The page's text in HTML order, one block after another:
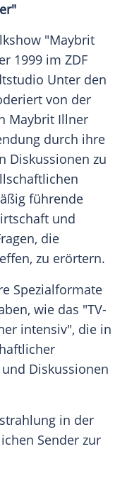
"Maybrit
1999 im ZDF
Unter den
von der
Maybrit Illner
durch ihre
Diskussionen zu
führende
und
die
zu erörtern​.
Spezialformate
, wie das "TV-
intensiv", die in
Diskussionen
in der
Sender zur